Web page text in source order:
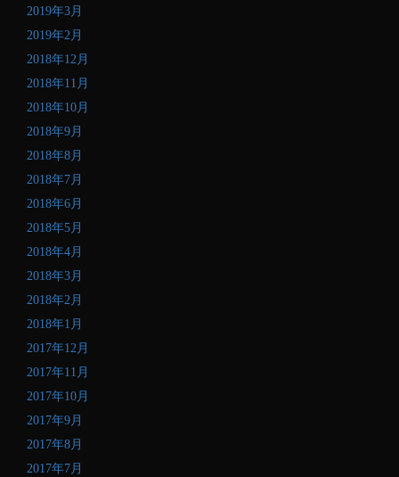
2019年3月
2019年2月
2018年12月
2018年11月
2018年10月
2018年9月
2018年8月
2018年7月
2018年6月
2018年5月
2018年4月
2018年3月
2018年2月
2018年1月
2017年12月
2017年11月
2017年10月
2017年9月
2017年8月
2017年7月